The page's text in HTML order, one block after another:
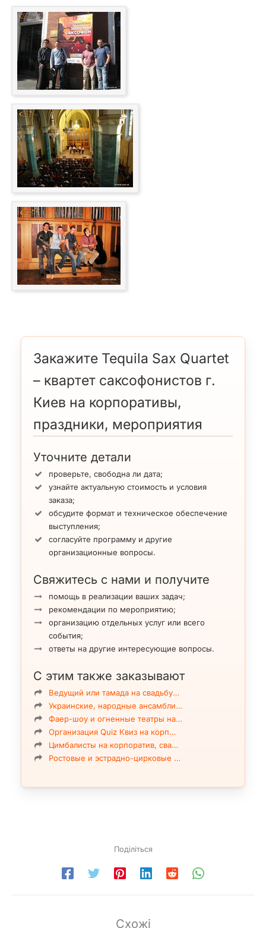
Закажите Tequila Sax Quartet
– квартет саксофонистов г.
Киев на корпоративы,
праздники, мероприятия
Уточните детали
проверьте, свободна ли дата;
узнайте актуальную стоимость и условия
заказа;
обсудите формат и техническое обеспечение
выступления;
согласуйте программу и другие
организационные вопросы.
Свяжитесь с нами и получите
помощь в реализации ваших задач;
рекомендации по мероприятию;
организацию отдельных услуг или всего
события;
ответы на другие интересующие вопросы.
С этим также заказывают
Ведущий или тамада на свадьбу…
Украинские, народные ансамбли…
Фаер-шоу и огненные театры на…
Организация Quiz Квиз на корп…
Цимбалисты на корпоратив, сва…
Ростовые и эстрадно-цирковые …
Поділіться
Схожі